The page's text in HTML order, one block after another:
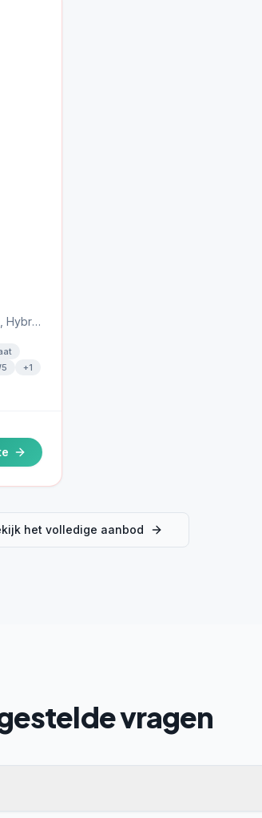
Hybrid
+1
het volledige aanbod
vragen